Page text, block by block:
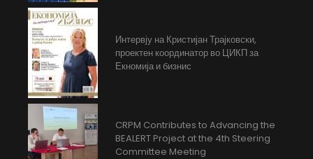
Интервју на Кристијан Трајковски,
проектен координатор во ЦИКП за
Екномија и бизнис
CRPM Contributes to Advancing the
BEALERT Project at the 4th Steering
Committee Meeting